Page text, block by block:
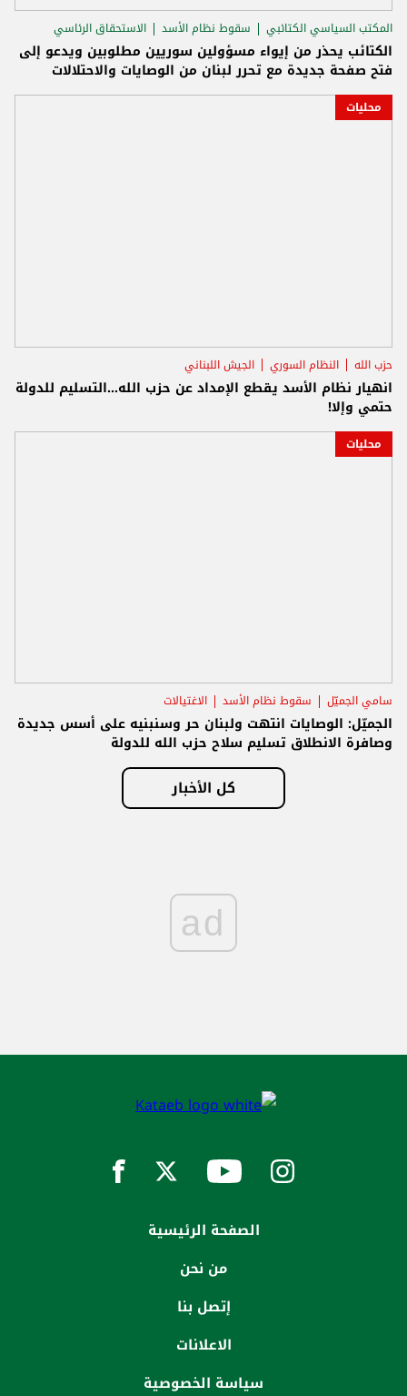
المكتب السياسي الكتائبي سقوط نظام الأسد الاستحقاق الرئاسي
الكتائب يحذر من إيواء مسؤولين سوريين مطلوبين ويدعو إلى
فتح صفحة جديدة مع تحرر لبنان من الوصايات والاحتلالات
محليات
حزب الله النظام السوري الجيش اللبناني
انهيار نظام الأسد يقطع الإمداد عن حزب الله...التسليم للدولة
حتمي وإلا!
محليات
سامي الجميّل سقوط نظام الأسد الاغتيالات
الجميّل: الوصايات انتهت ولبنان حر وسنبنيه على أسس جديدة
وصافرة الانطلاق تسليم سلاح حزب الله للدولة
كل الأخبار
ad
الصفحة الرئيسية
من نحن
إتصل بنا
الاعلانات
سياسة الخصوصية